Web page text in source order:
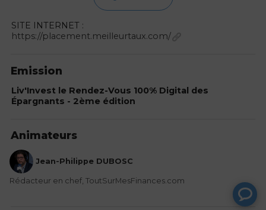
SITE INTERNET :
https://placement.meilleurtaux.com/
Emission
Liv'Invest le Rendez-Vous 100% Digital des
Épargnants - 2ème édition
Animateurs
Jean-Philippe DUBOSC
Rédacteur en chef, ToutSurMesFinances.com